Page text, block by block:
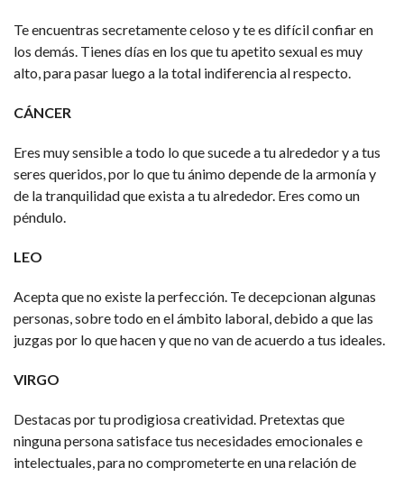
Te encuentras secretamente celoso y te es difícil confiar en
los demás. Tienes días en los que tu apetito sexual es muy
alto, para pasar luego a la total indiferencia al respecto.
CÁNCER
Eres muy sensible a todo lo que sucede a tu alrededor y a tus
seres queridos, por lo que tu ánimo depende de la armonía y
de la tranquilidad que exista a tu alrededor. Eres como un
péndulo.
LEO
Acepta que no existe la perfección. Te decepcionan algunas
personas, sobre todo en el ámbito laboral, debido a que las
juzgas por lo que hacen y que no van de acuerdo a tus ideales.
VIRGO
Destacas por tu prodigiosa creatividad. Pretextas que
ninguna persona satisface tus necesidades emocionales e
intelectuales, para no comprometerte en una relación de